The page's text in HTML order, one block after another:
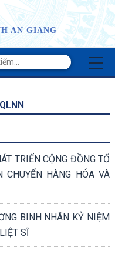
AN GIANG
TRIỂN CỘNG ĐỒNG TỔ
HÀNG HÓA VÀ
BINH NHÂN KỶ NIỆM
SĨ